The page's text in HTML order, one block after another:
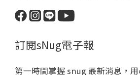
訂閱sNug電子報
第一時間掌握 snug 最新消息，